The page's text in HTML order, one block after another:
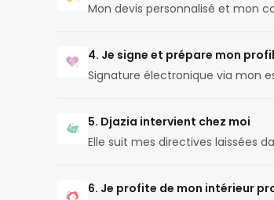
Mon devis personnalisé et mon
4. Je signe et prépare mon profil
Signature électronique via mon
5. Djazia intervient chez moi
Elle suit mes directives laissées
6. Je profite de mon intérieur